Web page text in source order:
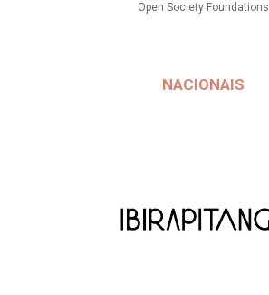
Open Society Foundations
NACIONAIS